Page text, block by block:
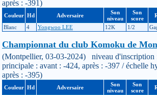
après : -391)
Couleur Hd Adversaire
Son
niveau
Son
score
Blanc
4 Yongwoo LEE 12K 1/2
Championnat du club Komoku de
(Montpellier, 03-03-2024) niveau d'inscription
principale : avant : -424, après : -397 / échelle
après : -395)
Couleur Hd Adversaire
Son
niveau
Son
score